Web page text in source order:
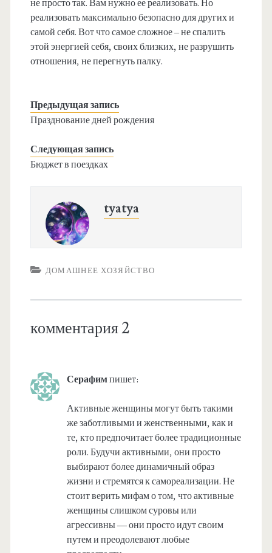
не просто так. Вам нужно ее реализовать. Но
реализовать максимально безопасно для других и
самой себя. Вот что самое сложное – не спалить
этой энергией себя, своих близких, не разрушить
отношения, не перегнуть палку.
Предыдущая запись
Празднование дней рождения
Следующая запись
Бюджет в поездках
tyatya
ДОМАШНЕЕ ХОЗЯЙСТВО
комментария 2
Серафимпишет:
Активные женщины могут быть такими
же заботливыми и женственными, как и
те, кто предпочитает более традиционные
роли. Будучи активными, они просто
выбирают более динамичный образ
жизни и стремятся к самореализации. Не
стоит верить мифам о том, что активные
женщины слишком суровы или
агрессивны — они просто идут своим
путем и преодолевают любые